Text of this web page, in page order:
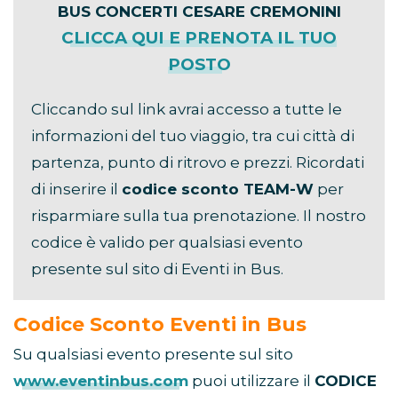
BUS CONCERTI CESARE CREMONINI
CLICCA QUI E PRENOTA IL TUO
POSTO
Cliccando sul link avrai accesso a tutte le
informazioni del tuo viaggio, tra cui città di
partenza, punto di ritrovo e prezzi. Ricordati
di inserire il codice sconto TEAM-W per
risparmiare sulla tua prenotazione. Il nostro
codice è valido per qualsiasi evento
presente sul sito di Eventi in Bus.
Codice Sconto Eventi in Bus
Su qualsiasi evento presente sul sito
www.eventinbus.com puoi utilizzare il CODICE